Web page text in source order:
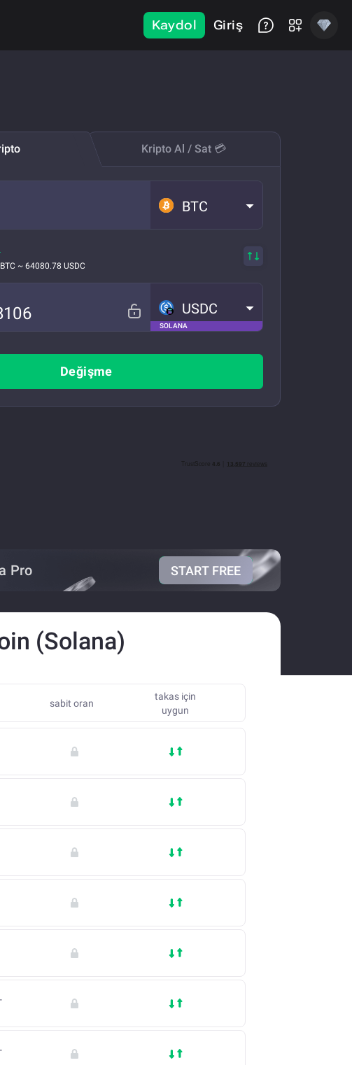
Kaydol Giriş
Kripto Al / Sat 💳
BTC
~ 64080.78 USDC
SOLANA
USDC
Değişme
Pro START FREE
(Solana)
sabit oran
takas için
uygun